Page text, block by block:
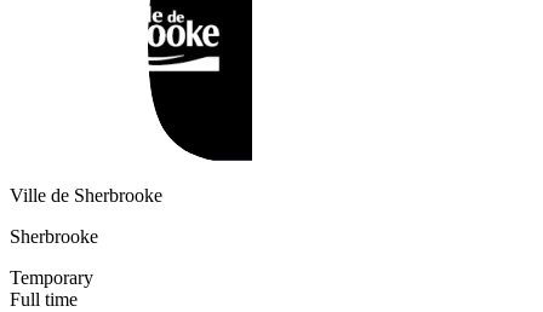
Ville de Sherbrooke
Sherbrooke
Temporary
Full time